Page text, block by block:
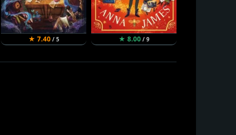
★ 7.40 / 5 ★ 8.00 / 9